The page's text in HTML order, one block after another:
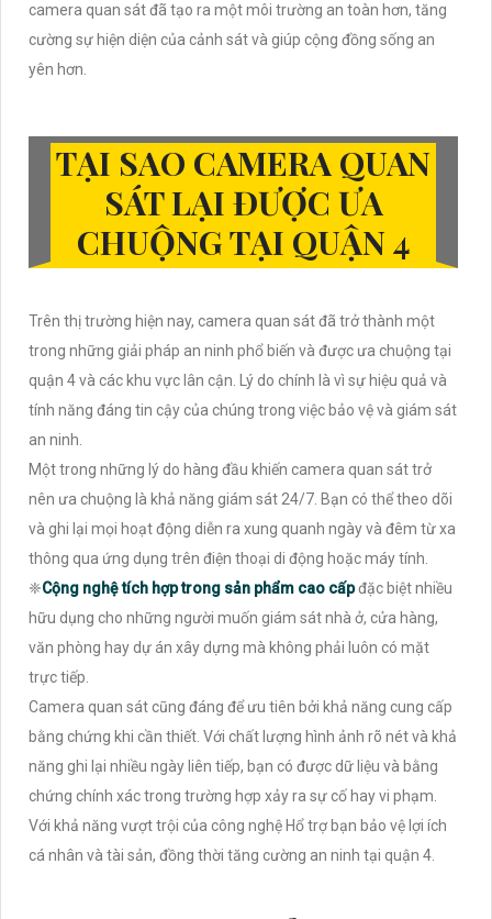
camera quan sát đã tạo ra một môi trường an toàn hơn, tăng
cường sự hiện diện của cảnh sát và giúp cộng đồng sống an
yên hơn.
TẠI SAO CAMERA QUAN
SÁT LẠI ĐƯỢC ƯA
CHUỘNG TẠI QUẬN 4
Trên thị trường hiện nay, camera quan sát đã trở thành một
trong những giải pháp an ninh phổ biến và được ưa chuộng tại
quận 4 và các khu vực lân cận. Lý do chính là vì sự hiệu quả và
tính năng đáng tin cậy của chúng trong việc bảo vệ và giám sát
an ninh.
Một trong những lý do hàng đầu khiến camera quan sát trở
nên ưa chuộng là khả năng giám sát 24/7. Bạn có thể theo dõi
và ghi lại mọi hoạt động diễn ra xung quanh ngày và đêm từ xa
thông qua ứng dụng trên điện thoại di động hoặc máy tính.
❈Cộng nghệ tích hợp trong sản phẩm cao cấpđặc biệt nhiều
hữu dụng cho những người muốn giám sát nhà ở, cửa hàng,
văn phòng hay dự án xây dựng mà không phải luôn có mặt
trực tiếp.
Camera quan sát cũng đáng để ưu tiên bởi khả năng cung cấp
bằng chứng khi cần thiết. Với chất lượng hình ảnh rõ nét và khả
năng ghi lại nhiều ngày liên tiếp, bạn có được dữ liệu và bằng
chứng chính xác trong trường hợp xảy ra sự cố hay vi phạm.
Với khả năng vượt trội của công nghệ Hổ trợ bạn bảo vệ lợi ích
cá nhân và tài sản, đồng thời tăng cường an ninh tại quận 4.